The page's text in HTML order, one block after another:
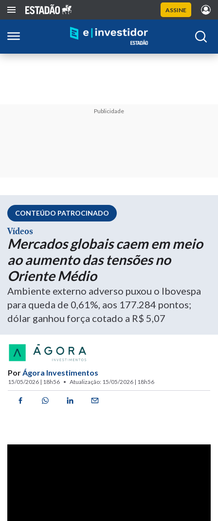
ASSINE
Publicidade
CONTEÚDO PATROCINADO
Vídeos
Mercados globais caem em meio
ao aumento das tensões no
Oriente Médio
Ambiente externo adverso puxou o Ibovespa
para queda de 0,61%, aos 177.284 pontos;
dólar ganhou força cotado a R$ 5,07
PorÁgora Investimentos
15/05/2026 | 18h56 Atualização: 15/05/2026 | 18h56